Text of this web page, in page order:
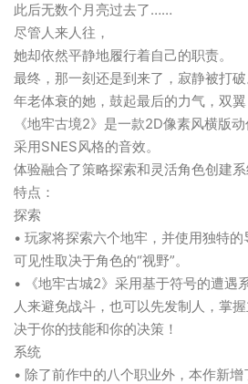
此后无数个月亮过去了……
尽管人来人往，
她却依然平静地履行着自己的职责。
最终，那一刻还是到来了，寂静被打破
年老体衰的她，鼓起最后的力气，双
《地牢古境2》是一款2D像素风横版
采用SNES风格的音效。
体验融合了策略探索和灵活角色创建系
特点：
探索
• 玩家将探索六个地牢，并使用独特
可见性取决于角色的“视野”。
• 《地牢古城2》采用基于符号的遭遇
人来避免战斗，也可以先发制人，掌
决于你的技能和你的决策！
系统
• 除了前作中的八个职业外，本作新